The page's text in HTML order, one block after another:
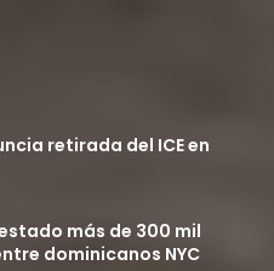
retirada del ICE en
más de 300 mil
dominicanos NYC